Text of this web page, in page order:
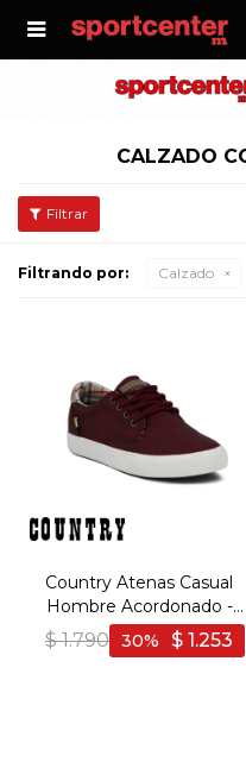

CALZADO
Filtrando por: Calzado
Country Atenas Casual
Hombre Acordonado -
Bordo - Bordo
$ 1.790 $ 1.253
30